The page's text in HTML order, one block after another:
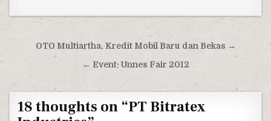
Post navigation
OTO Multiartha, Kredit Mobil Baru dan Bekas →
← Event: Unnes Fair 2012
18 thoughts on “PT Bitratex